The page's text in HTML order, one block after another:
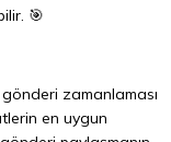
🎯
zamanlaması
en uygun